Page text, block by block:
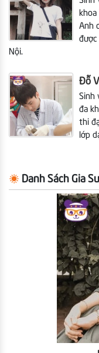
Anh
được
Nội.
Đỗ
Sinh
đa
thi
lớp
Danh Sách Gia